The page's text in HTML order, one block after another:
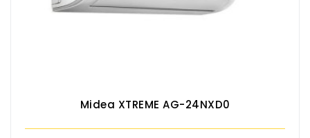
Midea XTREME AG-24NXD0